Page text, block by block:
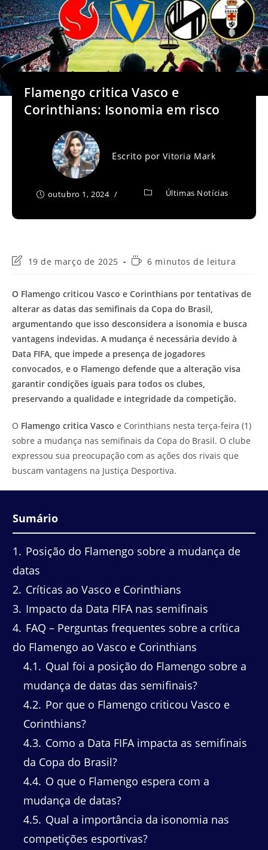
Flamengo critica Vasco e
Corinthians: Isonomia em risco
Escrito porVitoria Mark
outubro 1, 2024 Últimas Notícias
Última
post:
19 de março de 2025
Tempo6 minutos de leitura
O Flamengo criticou Vasco e Corinthians por tentativas de
alterar as datas das semifinais da Copa do Brasil,
argumentando que isso desconsidera a isonomia e busca
vantagens indevidas. A mudança é necessária devido à
Data FIFA, que impede a presença de jogadores
convocados, e o Flamengo defende que a alteração visa
garantir condições iguais para todos os clubes,
preservando a qualidade e integridade da competição.
O Flamengo critica Vasco e Corinthians nesta terça-feira (1)
sobre a mudança nas semifinais da Copa do Brasil. O clube
expressou sua preocupação com as ações dos rivais que
buscam vantagens na Justiça Desportiva.
Sumário
1
Posição do Flamengo sobre a mudança de
datas
2 Críticas ao Vasco e Corinthians
3 Impacto da Data FIFA nas semifinais
4 FAQ – Perguntas frequentes sobre a crítica
do Flamengo ao Vasco e Corinthians
4.1
Qual foi a posição do Flamengo sobre a
mudança de datas das semifinais?
4.2 Por que o Flamengo criticou Vasco e
Corinthians?
4.3 Como a Data FIFA impacta as semifinais
da Copa do Brasil?
4.4 O que o Flamengo espera com a
mudança de datas?
4.5 Qual a importância da isonomia nas
competições esportivas?